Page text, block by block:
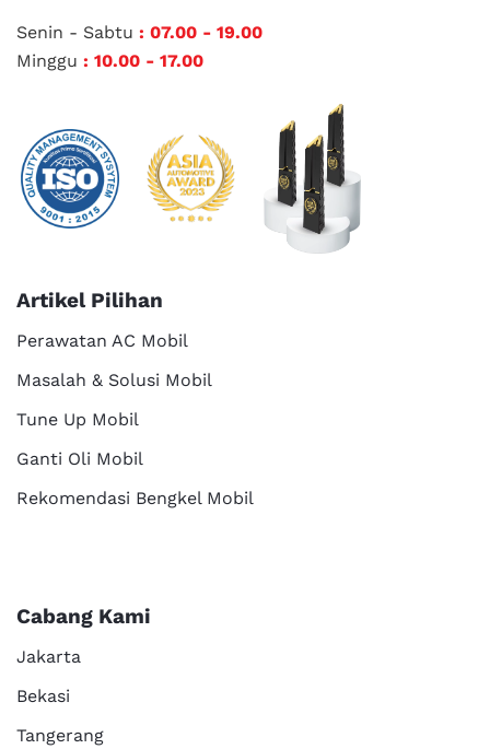
Senin - Sabtu : 07.00 - 19.00
Minggu : 10.00 - 17.00
Artikel Pilihan
Perawatan AC Mobil
Masalah & Solusi Mobil
Tune Up Mobil
Ganti Oli Mobil
Rekomendasi Bengkel Mobil
Cabang Kami
Jakarta
Bekasi
Tangerang